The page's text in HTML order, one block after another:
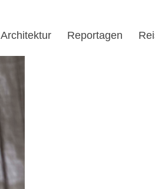
Architektur Reportagen